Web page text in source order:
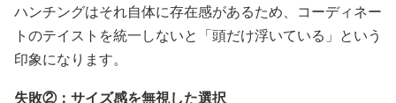
ハンチングはそれ自体に存在感があるため、コーディネー
トのテイストを統一しないと「頭だけ浮いている」という
印象になります。
失敗②：サイズ感を無視した選択